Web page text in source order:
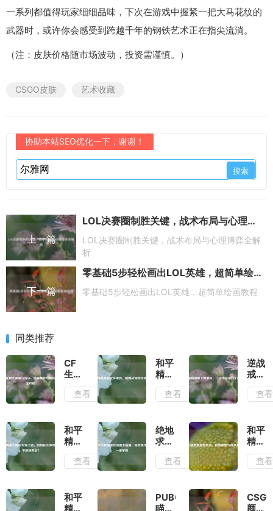
一系列都值得玩家细细品味，下次在游戏中握紧一把大马花纹的
武器时，或许你会感受到跨越千年的钢铁艺术正在指尖流淌。
（注：皮肤价格随市场波动，投资需谨慎。）
CSGO皮肤 艺术收藏
协助本站SEO优化一下，谢谢！
上一篇
LOL决赛圈制胜关键，战术布局与心理博弈全解析
LOL决赛圈制胜关键，战术布局与心理博弈全解
析
下一篇
零基础5步轻松画出LOL英雄，超简单绘画教程
零基础5步轻松画出LOL英雄，超简单绘画教程
同类推荐
CF
生化
模式
最强
决，
枪械
解析
与制
胜技
攻略
查看
和平
精英
最强
配件
制霸
战场
鸡神
器
查看
逆战
戒指
佩戴
上限
一次
可装
个戒
指？
查看
和平
精英
主播
的生
如何
在众
查看
绝地
求生
轻语
键位
南，
高效
查看
和平
精英
滑道
新玩
换景
与战
查看
和平
精英
PUBG
瞄准
CSGO
颜艺